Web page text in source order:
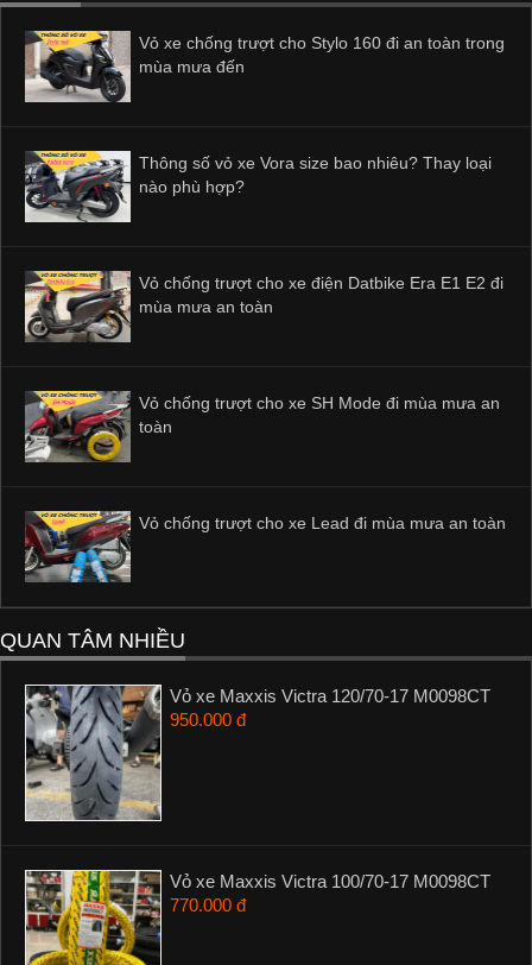
Vỏ xe chống trượt cho Stylo 160 đi an toàn trong
mùa mưa đến
Thông số vỏ xe Vora size bao nhiêu? Thay loại
nào phù hợp?
Vỏ chống trượt cho xe điện Datbike Era E1 E2 đi
mùa mưa an toàn
Vỏ chống trượt cho xe SH Mode đi mùa mưa an
toàn
Vỏ chống trượt cho xe Lead đi mùa mưa an toàn
QUAN TÂM NHIỀU
Vỏ xe Maxxis Victra 120/70-17 M0098CT
950.000 đ
Vỏ xe Maxxis Victra 100/70-17 M0098CT
770.000 đ